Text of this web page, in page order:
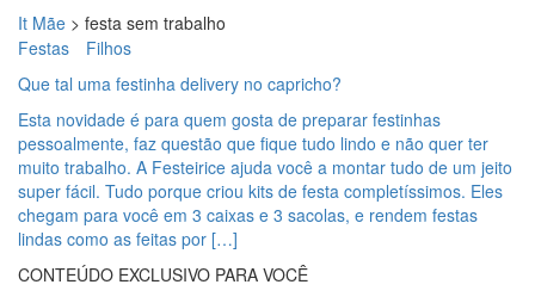
It Mãe > festa sem trabalho
Festas
Filhos
Que tal uma festinha delivery no capricho?
Esta novidade é para quem gosta de preparar festinhas
pessoalmente, faz questão que fique tudo lindo e não quer ter
muito trabalho. A Festeirice ajuda você a montar tudo de um jeito
super fácil. Tudo porque criou kits de festa completíssimos. Eles
chegam para você em 3 caixas e 3 sacolas, e rendem festas
lindas como as feitas por […]
CONTEÚDO EXCLUSIVO PARA VOCÊ